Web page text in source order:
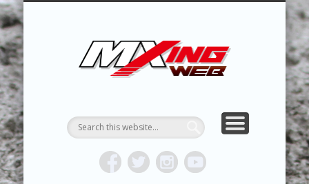
トク
HOME
TOPICS
ABOUT MX
RESULTS
REPORT
MXING & MXING＋PLUS
HYPER MXING
CONTACT